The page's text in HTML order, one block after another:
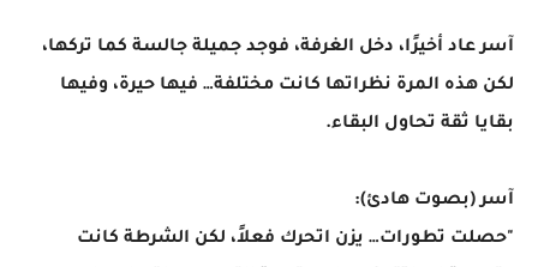
آسر عاد أخيرًا، دخل الغرفة، فوجد جميلة جالسة كما تركها،
لكن هذه المرة نظراتها كانت مختلفة… فيها حيرة، وفيها
بقايا ثقة تحاول البقاء.
آسر (بصوت هادئ):
"حصلت تطورات… يزن اتحرك فعلاً، لكن الشرطة كانت